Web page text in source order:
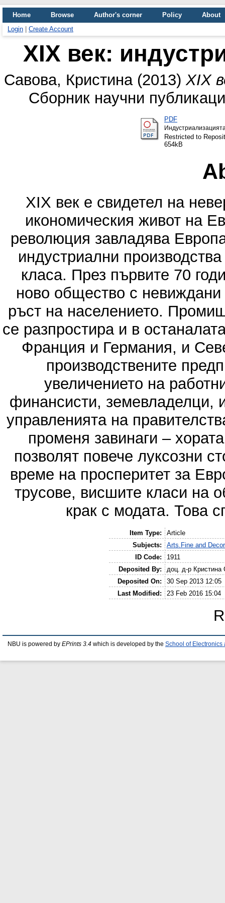
Home Browse Author's corner Policy
About
Login
Create Account
ХIХ век:
Савова, Кристина(2013)ХIХ
Сборник научни
PDF
Restricted to
654kB
XIX век е свидетел на
икономическия живот на
революция завладява
индустриални
класа. През първите 70
ново общество с невиждани
ръст на населението.
се разпростира и в
Франция и Германия, и
производствените
увеличението на
финансисти, земевладелци,
управленията на
променя завинаги –
позволят повече луксозни
време на просперитет за
трусове, висшите класи на
крак с модата. Това
Item Type:
Article
Subjects:
Arts.Fine and
ID Code:
1911
Deposited By:
доц. д-р Кристина
Deposited On:
30 Sep 2013 12:05
Last Modified:
23 Feb 2016 15:04
NBU is powered by EPrints 3.4 which is developed by the School of Electronics